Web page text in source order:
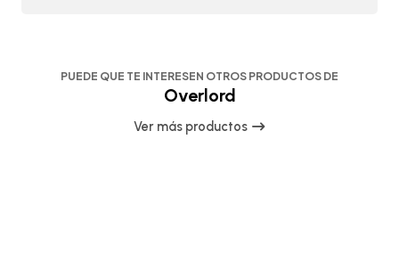
PUEDE QUE TE INTERESEN OTROS PRODUCTOS DE
Overlord
Ver más productos